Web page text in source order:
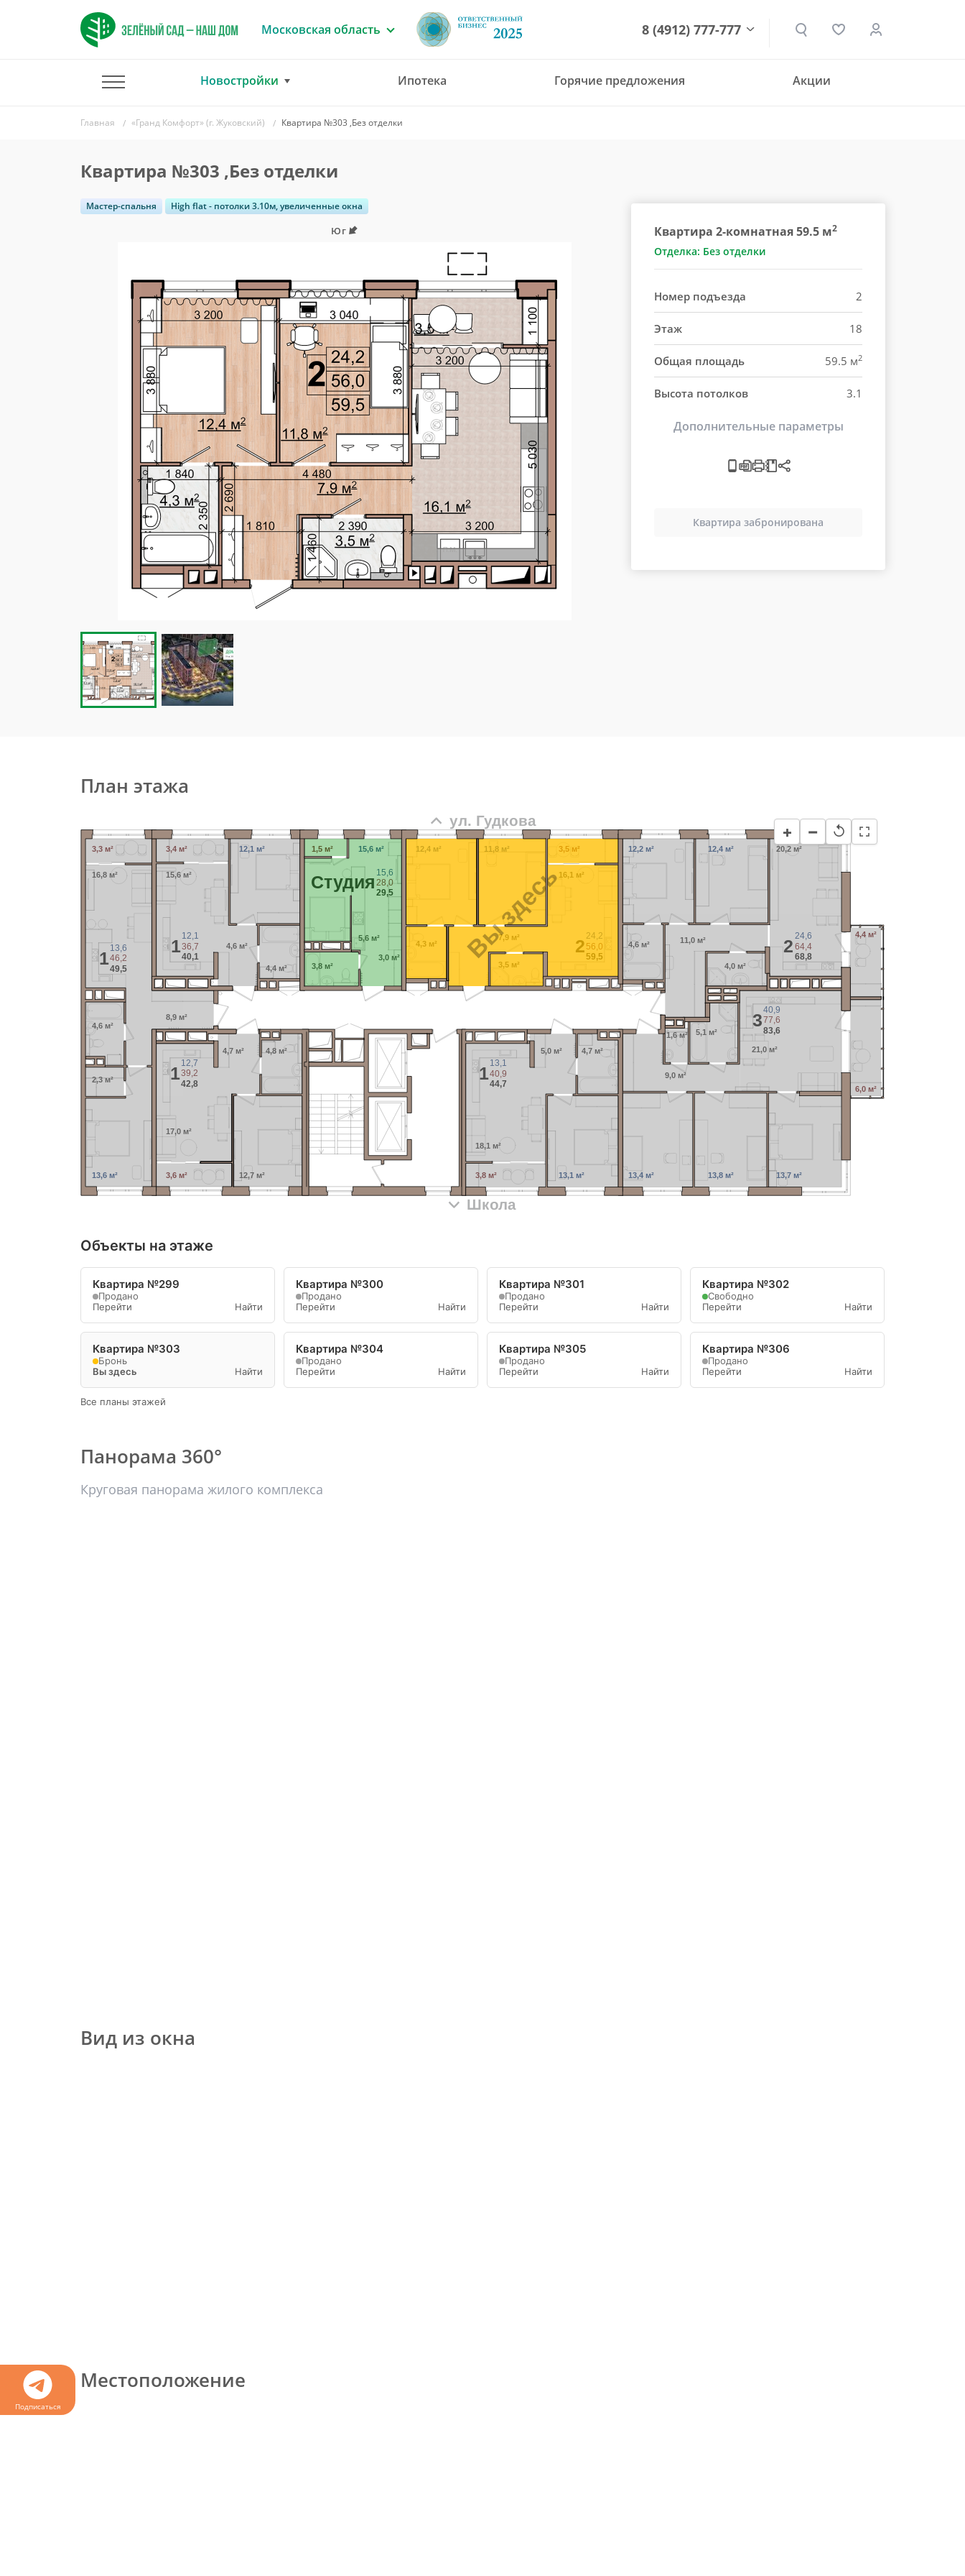
Подписаться
Московская область 8 (4912) 777-777
Новостройки Ипотека Горячие предложения Акции
Главная «Гранд Комфорт» (г. Жуковский) Квартира №303 ,Без отделки
Квартира №303 ,Без отделки
Мастер-спальня High flat - потолки 3.10м, увеличенные окна
Юг Квартира 2-комнатная 59.5 м2
Отделка: Без отделки
Номер подъезда 2
Этаж 18
Общая площадь 59.5 м2
Высота потолков 3.1
Дополнительные параметры
Квартира забронирована
План этажа
+ − ↺
12,7 м²
4,8 м²
17,0 м²
4,7 м²
3,6 м²
1
12,7
39,2
42,8
13,6 м²
4,6 м²
3,3 м²
16,8 м²
8,9 м²
2,3 м²
1
13,6
46,2
49,5
12,1 м²
4,4 м²
4,6 м²
3,4 м²
15,6 м²
1
12,1
36,7
40,1
5,6 м²
3,8 м²
15,6 м²
1,5 м²
3,0 м²
Cтудия
15,6
28,0
29,5
12,4 м² 11,8 м²
4,3 м²
16,1 м²
3,5 м²
3,5 м²
7,9 м² 2
24,2
56,0
59,5
12,2 м² 12,4 м² 20,2 м²
11,0 м²
4,0 м²
4,4 м²
4,6 м²
2
24,6
64,4
68,8
13,4 м² 13,8 м² 13,7 м²
21,0 м²
6,0 м²
5,1 м²
9,0 м²
1,6 м²
3
40,9
77,6
83,6
4,7 м²
13,1 м²
18,1 м²
5,0 м²
3,8 м²
1
13,1
40,9
44,7
Вы здесь
ул. Гудкова
Школа
Объекты на этаже
Квартира №299
Продано
Перейти
Найти
Квартира №300
Продано
Перейти
Найти
Квартира №301
Продано
Перейти
Найти
Квартира №302
Свободно
Перейти
Найти
Квартира №303
Бронь
Вы здесь
Найти
Квартира №304
Продано
Перейти
Найти
Квартира №305
Продано
Перейти
Найти
Квартира №306
Продано
Перейти
Найти
Все планы этажей
Панорама 360°
Круговая панорама жилого комплекса
Вид из окна
Местоположение